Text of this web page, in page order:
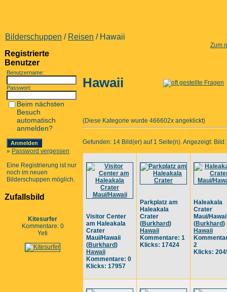
Bilderschuppen / Reisen / Hawaii
Zum
Registrierte
Benutzer
Benutzername:
Passwort:
Beim nächsten
Besuch
automatisch
anmelden?
» Password vergessen
Eine Registrierung ist nur
noch im neuen
Bilderschuppen möglich.
Zufallsbild
Kitesurfer
Kommentare: 0
Yeti
Hawaii
(Diese Kategorie wurde 466602x angeklickt)
Gefunden: 14 Bild(er) auf 1 Seite(n). Angezeigt: Bild
Visitor Center
am Haleakala
Crater
Maui/Hawaii
(Burkhard)
Hawaii
Kommentare: 0
Klicks: 17957
Parkplatz am
Haleakala
Crater
(Burkhard)
Hawaii
Kommentare: 1
Klicks: 17424
Haleakala
Crater
Maui/
(Burkhard)
Hawaii
2
Klicks: